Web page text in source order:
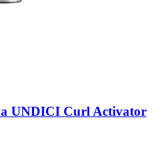
UNDICI Curl Activator